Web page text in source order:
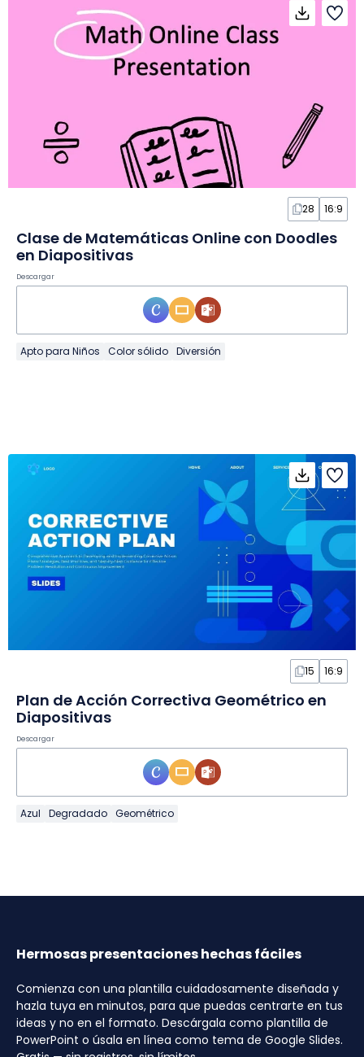
28 16:9
Clase de Matemáticas Online con Doodles
en Diapositivas
Descargar
Apto para Niños Color sólido Diversión
15 16:9
Plan de Acción Correctiva Geométrico en
Diapositivas
Descargar
Azul Degradado Geométrico
Hermosas presentaciones hechas fáciles
Comienza con una plantilla cuidadosamente diseñada y
hazla tuya en minutos, para que puedas centrarte en tus
ideas y no en el formato. Descárgala como plantilla de
PowerPoint o úsala en línea como tema de Google Slides.